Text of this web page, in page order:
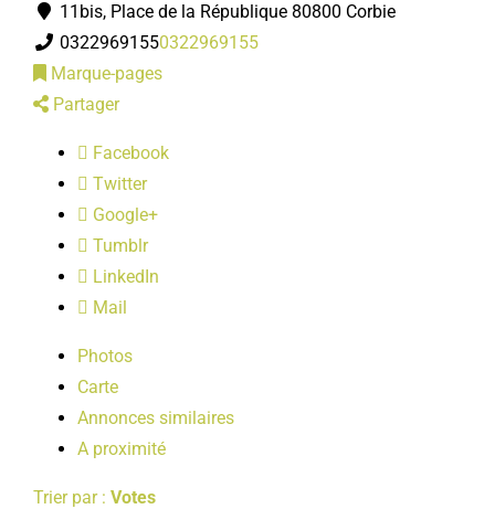
DÉMARCHES ADMINISTRATIVES
SERVICES MUNICIPAUX
PRATIQUE
LOISIRS
PUBLICATIONS
11bis, Place de la République 80800 Corbie
03229691550322969155
Marque-pages
Partager
Facebook
Twitter
Google+
Tumblr
LinkedIn
Mail
Photos
Carte
Annonces similaires
A proximité
Trier par : Votes